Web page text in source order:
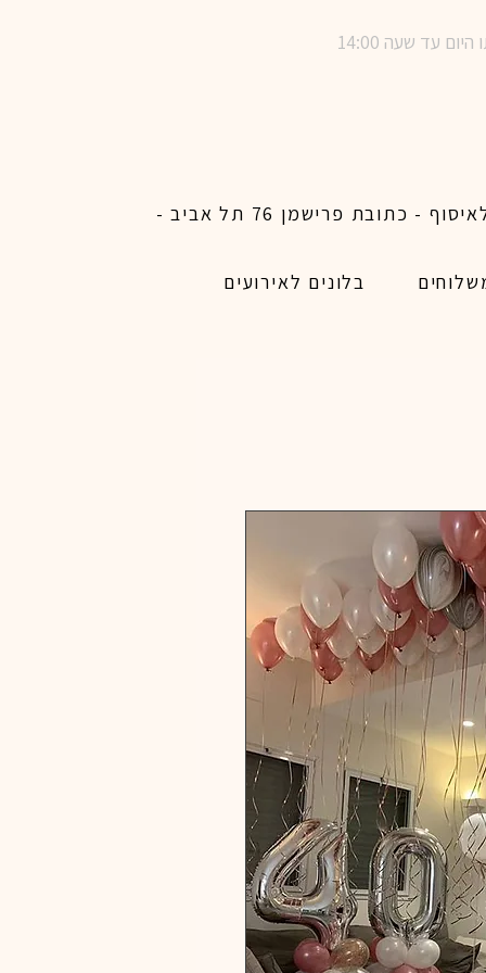
שימו לב ! מינימום הזמנת משלוח באתר לכל האיזורים האפשריים 450 ש״ח ו200 ש״ח מינימום לאיסוף - כתובת פרישמן 76 תל אביב -
בלונים לאירועים